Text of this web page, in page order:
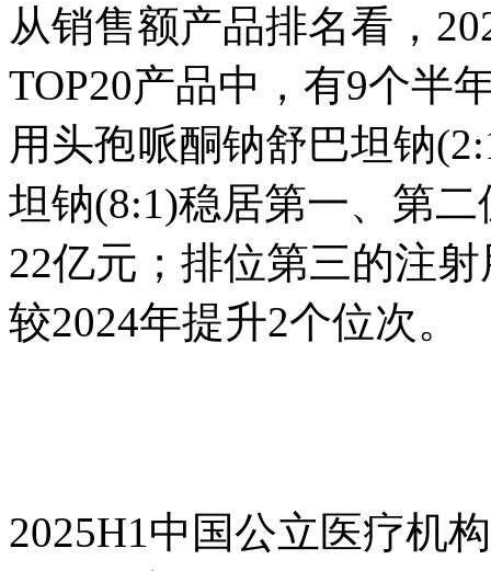
从销售额产品排名看，
TOP20产品中，有9个半
用头孢哌酮钠舒巴坦钠
坦钠(8:1)稳居第一、第
22亿元；排位第三的注
较2024年提升2个位次。
2025H1中国公立医疗机